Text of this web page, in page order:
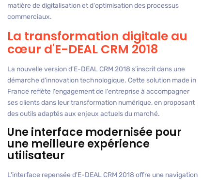
matière de digitalisation et d'optimisation des processus
commerciaux.
La transformation digitale au
cœur d'E-DEAL CRM 2018
La nouvelle version d'E-DEAL CRM 2018 s'inscrit dans une
démarche d'innovation technologique. Cette solution made in
France reflète l'engagement de l'entreprise à accompagner
ses clients dans leur transformation numérique, en proposant
des outils adaptés aux enjeux actuels du marché.
Une interface modernisée pour
une meilleure expérience
utilisateur
L'interface repensée d'E-DEAL CRM 2018 offre une navigation